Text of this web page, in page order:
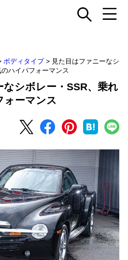
ボディタイプ > 見た目はファニーなシ
ハイパフォーマンス
なシボレー・SSR、乗れ
ォーマンス